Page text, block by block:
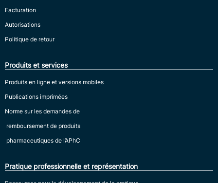
Facturation
Autorisations
Politique de retour
Produits et services
Produits en ligne et versions mobiles
Publications imprimées
Norme sur les demandes de
remboursement de produits
pharmaceutiques de l’APhC
Pratique professionnelle et représentation